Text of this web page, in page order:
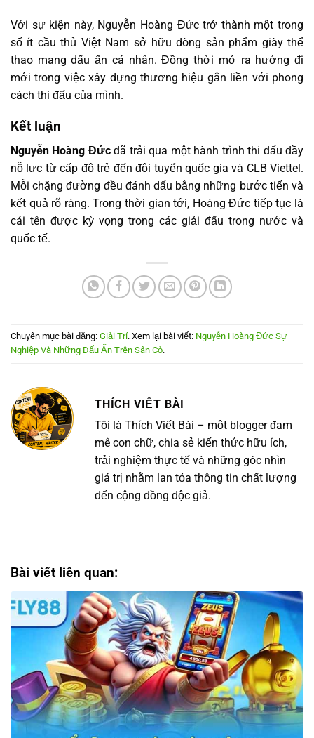
Với sự kiện này, Nguyễn Hoàng Đức trở thành một trong
số ít cầu thủ Việt Nam sở hữu dòng sản phẩm giày thể
thao mang dấu ấn cá nhân. Đồng thời mở ra hướng đi
mới trong việc xây dựng thương hiệu gắn liền với phong
cách thi đấu của mình.
Kết luận
Nguyễn Hoàng Đứcđã trải qua một hành trình thi đấu đầy
nỗ lực từ cấp độ trẻ đến đội tuyển quốc gia và CLB Viettel.
Mỗi chặng đường đều đánh dấu bằng những bước tiến và
kết quả rõ ràng. Trong thời gian tới, Hoàng Đức tiếp tục là
cái tên được kỳ vọng trong các giải đấu trong nước và
quốc tế.
Chuyên mục bài đăng: Giải Trí. Xem lại bài viết: Nguyễn Hoàng Đức Sự
Nghiệp Và Những Dấu Ấn Trên Sân Cỏ.
THÍCH VIẾT BÀI
Tôi là Thích Viết Bài – một blogger đam
mê con chữ, chia sẻ kiến thức hữu ích,
trải nghiệm thực tế và những góc nhìn
giá trị nhằm lan tỏa thông tin chất lượng
đến cộng đồng độc giả.
Bài viết liên quan: